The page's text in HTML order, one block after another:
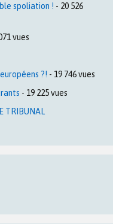
spoliation ! - 20 526
vues
?! - 19 746 vues
- 19 225 vues
TRIBUNAL